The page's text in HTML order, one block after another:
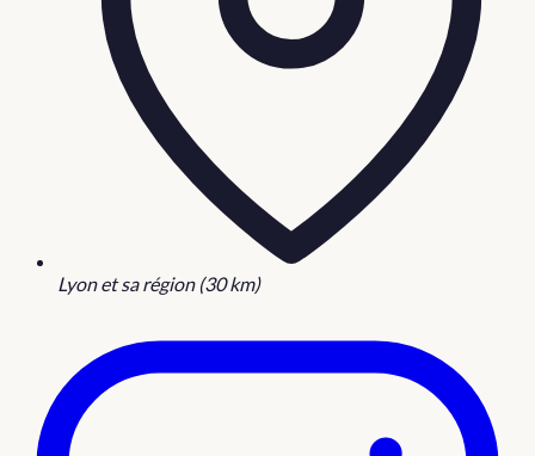
Lyon et sa région (30 km)